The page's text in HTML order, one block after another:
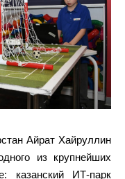
Айрат Хайруллин
из крупнейших
казанский ИТ-парк